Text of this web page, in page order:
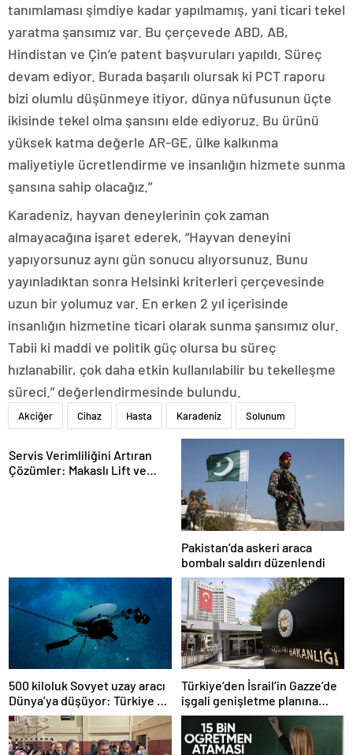
tanımlaması şimdiye kadar yapılmamış, yani ticari tekel
yaratma şansımız var. Bu çerçevede ABD, AB,
Hindistan ve Çin’e patent başvuruları yapıldı. Süreç
devam ediyor. Burada başarılı olursak ki PCT raporu
bizi olumlu düşünmeye itiyor, dünya nüfusunun üçte
ikisinde tekel olma şansını elde ediyoruz. Bu ürünü
yüksek katma değerle AR-GE, ülke kalkınma
maliyetiyle ücretlendirme ve insanlığın hizmete sunma
şansına sahip olacağız.”
Karadeniz, hayvan deneylerinin çok zaman
almayacağına işaret ederek, “Hayvan deneyini
yapıyorsunuz aynı gün sonucu alıyorsunuz. Bunu
yayınladıktan sonra Helsinki kriterleri çerçevesinde
uzun bir yolumuz var. En erken 2 yıl içerisinde
insanlığın hizmetine ticari olarak sunma şansımız olur.
Tabii ki maddi ve politik güç olursa bu süreç
hızlanabilir, çok daha etkin kullanılabilir bu tekelleşme
süreci.” değerlendirmesinde bulundu.
Akciğer Cihaz Hasta Karadeniz Solunum
Servis Verimliliğini Artıran
Çözümler: Makaslı Lift ve
Pakistan’da askeri araca
bombalı saldırı düzenlendi
500 kiloluk Sovyet uzay aracı
Dünya’ya düşüyor: Türkiye de
risk altında
Türkiye’den İsrail’in Gazze’de
işgali genişletme planına
tepki